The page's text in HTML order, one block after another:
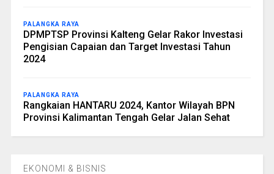
PALANGKA RAYA
DPMPTSP Provinsi Kalteng Gelar Rakor Investasi
Pengisian Capaian dan Target Investasi Tahun
2024
PALANGKA RAYA
Rangkaian HANTARU 2024, Kantor Wilayah BPN
Provinsi Kalimantan Tengah Gelar Jalan Sehat
EKONOMI & BISNIS